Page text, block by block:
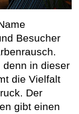
Besucher
denn in dieser
die Vielfalt
Der
gibt einen